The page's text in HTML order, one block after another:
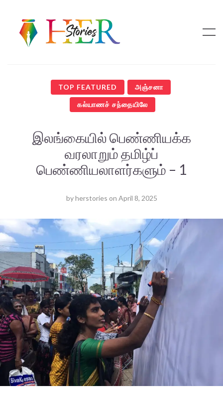
TOP FEATURED அஞ்சனா
கல்யாணச் சந்தையிலே
இலங்கையில் பெண்ணியக்க
வரலாறும் தமிழ்ப்
பெண்ணியலாளர்களும் – 1
byherstories on April 8, 2025